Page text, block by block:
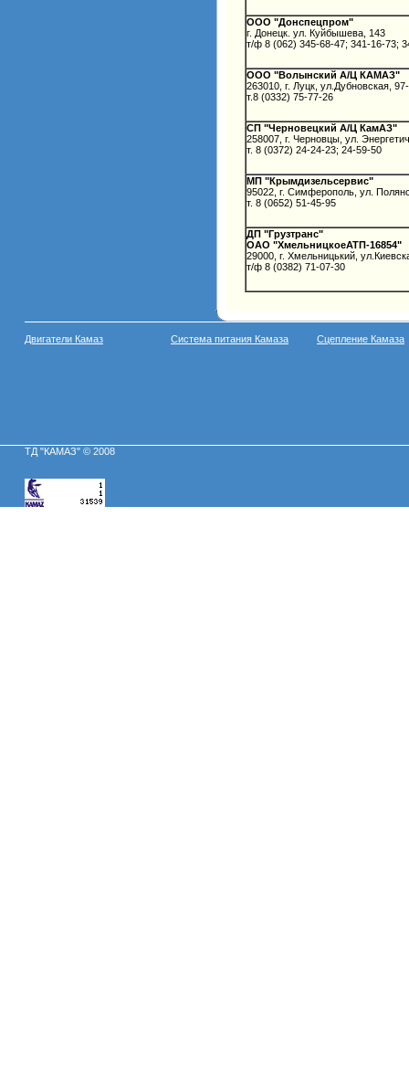
ООО "Донспецпром"
г. Донецк. ул. Куйбышева, 143
т/ф 8 (062) 345-68-47; 341-16-73;
ООО "Волынский А/Ц КАМАЗ"
263010, г. Луцк, ул.Дубновская,
т.8 (0332) 75-77-26
СП "Черновецкий А/Ц КамАЗ"
258007, г. Черновцы, ул.
т. 8 (0372) 24-24-23; 24-59-50
МП "Крымдизельсервис"
95022, г. Симферополь, ул.
т. 8 (0652) 51-45-95
ДП "Грузтранс"
ОАО "ХмельницкоеАТП-16854"
29000, г. Хмельницький,
т/ф 8 (0382) 71-07-30
Двигатели Камаз Система питания Камаза Сцепление Камаза
ТД "КАМАЗ" © 2008